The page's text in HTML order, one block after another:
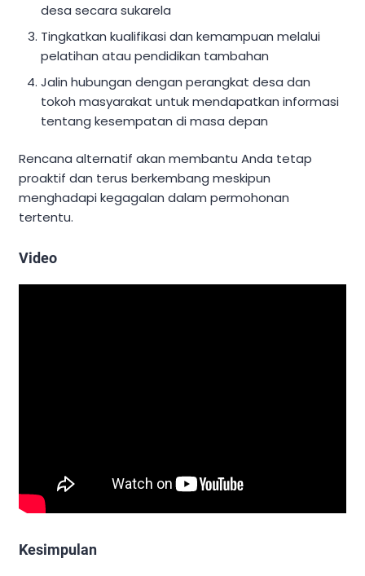
desa secara sukarela
Tingkatkan kualifikasi dan kemampuan melalui
pelatihan atau pendidikan tambahan
Jalin hubungan dengan perangkat desa dan
tokoh masyarakat untuk mendapatkan informasi
tentang kesempatan di masa depan
Rencana alternatif akan membantu Anda tetap
proaktif dan terus berkembang meskipun
menghadapi kegagalan dalam permohonan
tertentu.
Video
Kesimpulan